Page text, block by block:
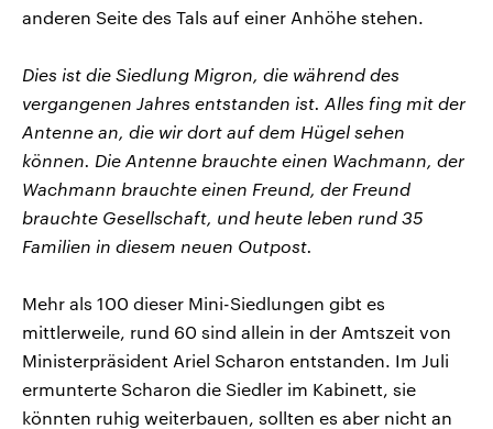
anderen Seite des Tals auf einer Anhöhe stehen.
Dies ist die Siedlung Migron, die während des
vergangenen Jahres entstanden ist. Alles fing mit der
Antenne an, die wir dort auf dem Hügel sehen
können. Die Antenne brauchte einen Wachmann, der
Wachmann brauchte einen Freund, der Freund
brauchte Gesellschaft, und heute leben rund 35
Familien in diesem neuen Outpost.
Mehr als 100 dieser Mini-Siedlungen gibt es
mittlerweile, rund 60 sind allein in der Amtszeit von
Ministerpräsident Ariel Scharon entstanden. Im Juli
ermunterte Scharon die Siedler im Kabinett, sie
könnten ruhig weiterbauen, sollten es aber nicht an